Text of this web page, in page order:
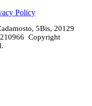
Policy
5Bis, 20129
Copyright